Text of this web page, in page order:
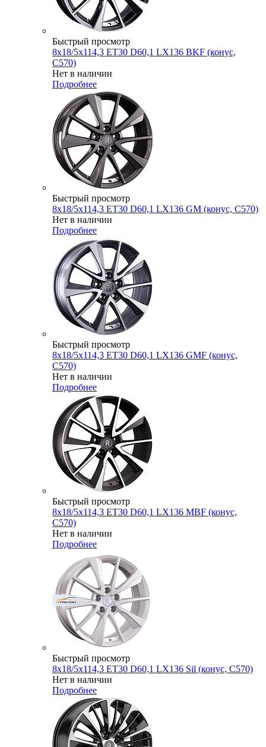
Быстрый просмотр
8x18/5x114,3 ET30 D60,1 LX136 BKF (конус,
C570)
Нет в наличии
Подробнее
Быстрый просмотр
8x18/5x114,3 ET30 D60,1 LX136 GM (конус, C570)
Нет в наличии
Подробнее
Быстрый просмотр
8x18/5x114,3 ET30 D60,1 LX136 GMF (конус,
C570)
Нет в наличии
Подробнее
Быстрый просмотр
8x18/5x114,3 ET30 D60,1 LX136 MBF (конус,
C570)
Нет в наличии
Подробнее
Быстрый просмотр
8x18/5x114,3 ET30 D60,1 LX136 Sil (конус, C570)
Нет в наличии
Подробнее